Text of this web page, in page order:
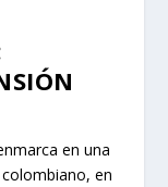
en una
en